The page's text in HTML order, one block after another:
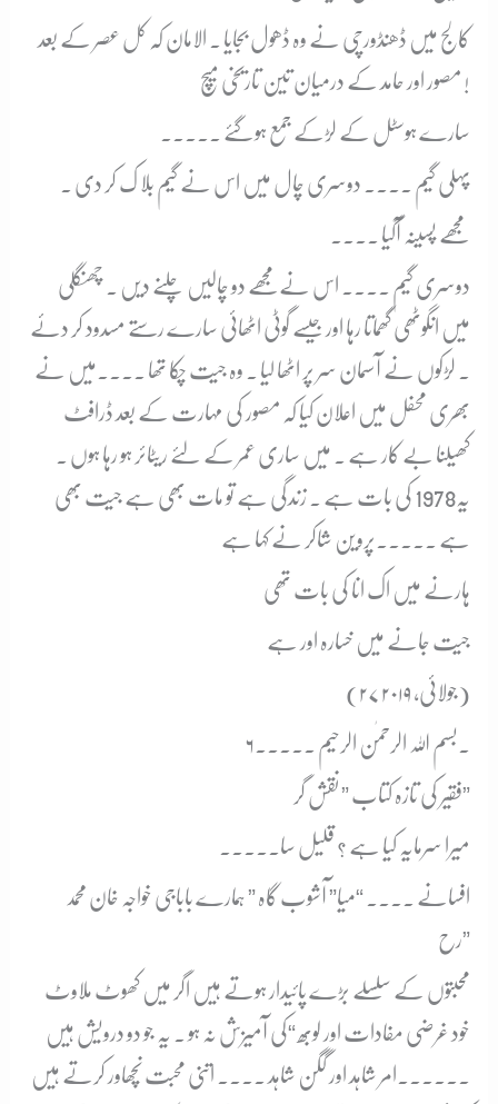
کالج میں ڈھنڈورچی نے وہ ڈھول بجایا ۔ الامان کہ کل عصر کے بعد
مصور اور حامد کے درمیان تین تاریخی میچ !
سارے ہوسٹل کے لڑکے جمع ہوگئے ۔۔۔۔۔
پہلی گیم ۔۔۔۔ دوسری چال میں اس نے گیم بلا ک کر دی ۔
مجھے پسینہ آگیا ۔۔۔۔
دوسری گیم ۔۔۔۔ اس نےمجھے دو چالیں چلنے دیں ۔ چھنگلی
میں انگوٹھی گھماتا رہا اور جیسے گوٹی اٹھائی سارے رستے مسدود کر دئے
۔ لڑکوں نے آسمان سر پر اٹھا لیا ۔ وہ جیت چکا تھا ۔۔۔۔میں نے
بھری محفل میں اعلان کیا کہ مصور کی مہارت کے بعد ڈرافٹ
کھیلنا بے کار ہے ۔ میں ساری عمر کے لئے ریٹائر ہو رہا ہوں ۔
یہ1978 کی بات ہے ۔ زندگی ہے تو مات بھی ہے جیت بھی
ہے ۔۔۔۔۔پروین شاکر نے کہا ہے
ہارنے میں اک انا کی بات تھی
جیت جانے میں خسارہ اور ہے
(۲۷ جولائی، ۲۰۱۹)
بسم اللہ الرحمٰن الرحیم ۔۔۔۔۔
فقیر کی تازہ کتاب ” نقش گر”
میرا سرمایہ کیا ہے ؟ قلیل سا۔۔۔۔۔
رح”
محبتوں کے سلسلے بڑے پائیدار ہوتے ہیں اگر میں کھوٹ ملاوٹ
خود غرضی مفادات اور لوبھ “کی آمیزش نہ ہو ۔ یہ جو دو درویش ہیں
۔۔۔۔۔۔امر شاہد اور گگن شاہد ۔۔۔۔ اتنی محبت نچھاور کرتے ہیں